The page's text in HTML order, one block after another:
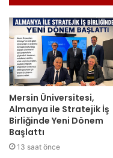
Mersin Üniversitesi,
Almanya ile Stratejik İş
Birliğinde Yeni Dönem
Başlattı
13 saat önce